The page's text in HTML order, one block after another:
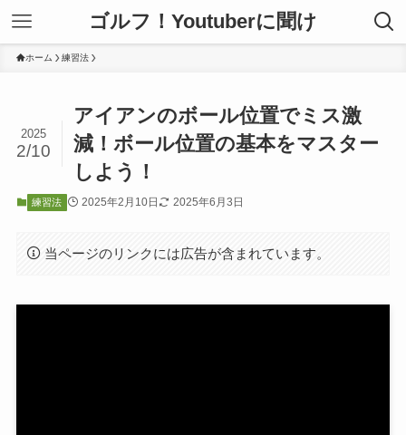
ゴルフ！Youtuberに聞け
ホーム 練習法
アイアンのボール位置でミス激
減！ボール位置の基本をマスター
しよう！
2025
2/10
練習法 2025年2月10日 2025年6月3日
当ページのリンクには広告が含まれています。